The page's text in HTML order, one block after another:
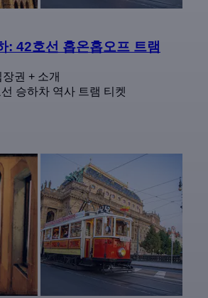
: 42호선 홉온홉오프 트램
권 + 소개
승하차 역사 트램 티켓